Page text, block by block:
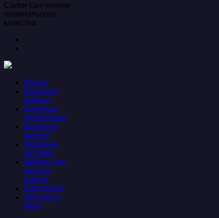
Салон сантехники
премиального
качества
Ванны
Душевые
кабины
Душевые
ограждения
Душевые
панели
Душевые
системы
Мебель для
ванных
комнат
Смесители
Унитазы и
биде